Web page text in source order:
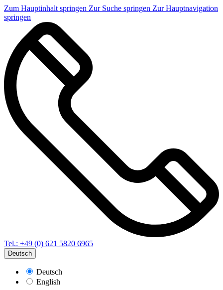
Zum Hauptinhalt springen Zur Suche springen Zur Hauptnavigation
springen
Tel.: +49 (0) 621 5820 6965
Deutsch
Deutsch
English